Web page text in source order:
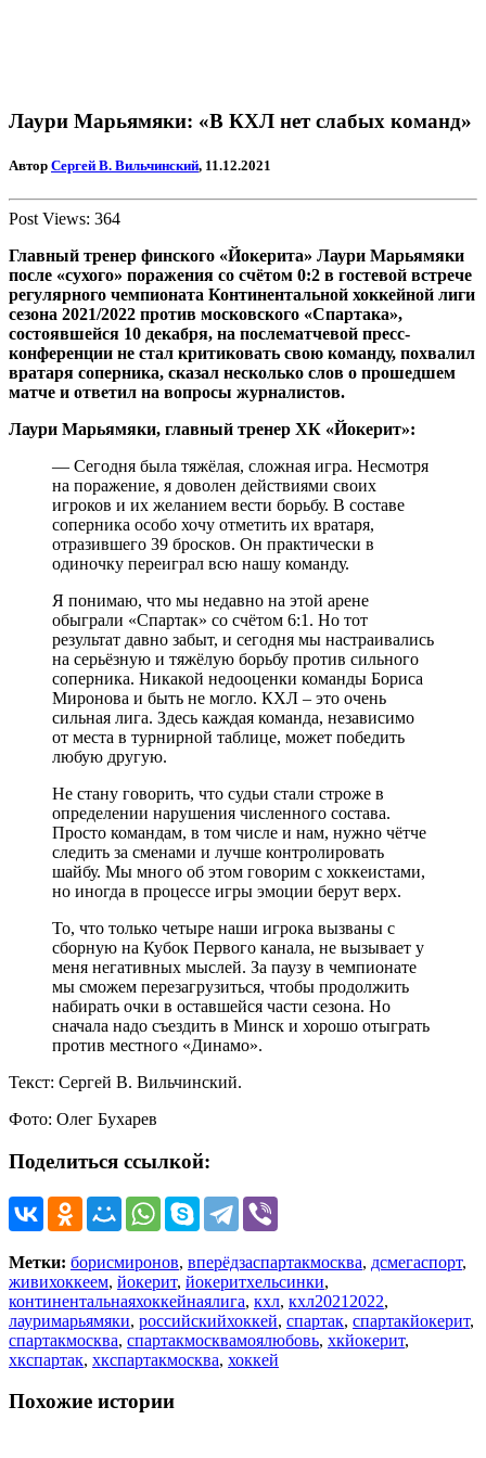
Лаури Марьямяки: «В КХЛ нет слабых команд»
Автор Сергей В. Вильчинский, 11.12.2021
Post Views: 364
Главный тренер финского «Йокерита» Лаури Марьямяки
после «сухого» поражения со счётом 0:2 в гостевой встрече
регулярного чемпионата Континентальной хоккейной лиги
сезона 2021/2022 против московского «Спартака»,
состоявшейся 10 декабря, на послематчевой пресс-
конференции не стал критиковать свою команду, похвалил
вратаря соперника, сказал несколько слов о прошедшем
матче и ответил на вопросы журналистов.
Лаури Марьямяки, главный тренер ХК «Йокерит»:
— Сегодня была тяжёлая, сложная игра. Несмотря
на поражение, я доволен действиями своих
игроков и их желанием вести борьбу. В составе
соперника особо хочу отметить их вратаря,
отразившего 39 бросков. Он практически в
одиночку переиграл всю нашу команду.
Я понимаю, что мы недавно на этой арене
обыграли «Спартак» со счётом 6:1. Но тот
результат давно забыт, и сегодня мы настраивались
на серьёзную и тяжёлую борьбу против сильного
соперника. Никакой недооценки команды Бориса
Миронова и быть не могло. КХЛ – это очень
сильная лига. Здесь каждая команда, независимо
от места в турнирной таблице, может победить
любую другую.
Не стану говорить, что судьи стали строже в
определении нарушения численного состава.
Просто командам, в том числе и нам, нужно чётче
следить за сменами и лучше контролировать
шайбу. Мы много об этом говорим с хоккеистами,
но иногда в процессе игры эмоции берут верх.
То, что только четыре наши игрока вызваны с
сборную на Кубок Первого канала, не вызывает у
меня негативных мыслей. За паузу в чемпионате
мы сможем перезагрузиться, чтобы продолжить
набирать очки в оставшейся части сезона. Но
сначала надо съездить в Минск и хорошо отыграть
против местного «Динамо».
Текст: Сергей В. Вильчинский.
Фото: Олег Бухарев
Поделиться ссылкой:
Метки: борисмиронов, вперёдзаспартакмосква, дсмегаспорт,
живихоккеем, йокерит, йокеритхельсинки,
континентальнаяхоккейнаялига, кхл, кхл20212022,
лауримарьямяки, российскийхоккей, спартак, спартакйокерит,
спартакмосква, спартакмосквамоялюбовь, хкйокерит,
хкспартак, хкспартакмосква, хоккей
Похожие истории